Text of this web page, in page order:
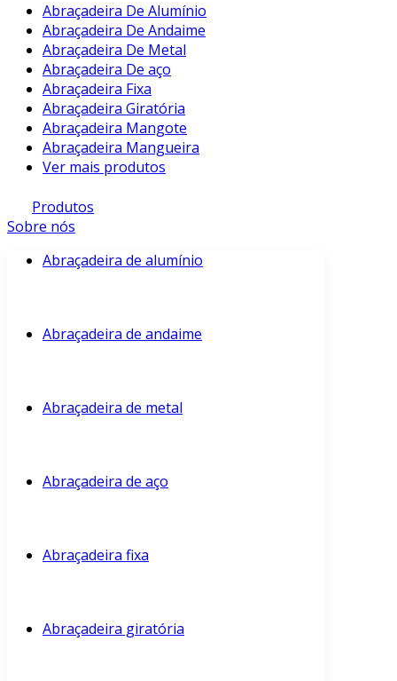
Abraçadeira De Alumínio
Abraçadeira De Andaime
Abraçadeira De Metal
Abraçadeira De aço
Abraçadeira Fixa
Abraçadeira Giratória
Abraçadeira Mangote
Abraçadeira Mangueira
Ver mais produtos
Produtos
Sobre nós
Abraçadeira de alumínio
Abraçadeira de andaime
Abraçadeira de metal
Abraçadeira de aço
Abraçadeira fixa
Abraçadeira giratória